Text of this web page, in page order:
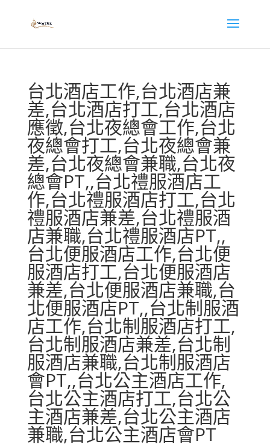
台北酒店工作,台北酒店兼
差,台北酒店打工,台北酒店
應徵,台北夜總會工作,台北
夜總會打工,台北夜總會兼
差,台北夜總會兼職,台北夜
總會PT,,台北禮服酒店工
作,台北禮服酒店打工,台北
禮服酒店兼差,台北禮服酒
店兼職,台北禮服酒店PT,,
台北便服酒店工作,台北便
服酒店打工,台北便服酒店
兼差,台北便服酒店兼職,台
北便服酒店PT,,台北制服酒
店工作,台北制服酒店打工,
台北制服酒店兼差,台北制
服酒店兼職,台北制服酒店
會PT,,台北公主酒店工作,
台北公主酒店打工,台北公
主酒店兼差,台北公主酒店
兼職,台北公主酒店會PT